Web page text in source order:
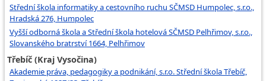
Střední škola informatiky a cestovního ruchu SČMSD Humpolec, s.r.o.,
Hradská 276, Humpolec
Vyšší odborná škola a Střední škola hotelová SČMSD Pelhřimov, s.r.o.,
Slovanského bratrství 1664, Pelhřimov
Třebíč (Kraj Vysočina)
Akademie práva, pedagogiky a podnikání, s.r.o. Střední škola Třebíč,